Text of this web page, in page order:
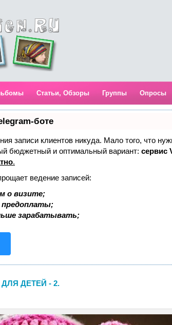
Статьи, Обзоры Группы Опросы
боте
записи клиентов никуда. Мало того, что
бюджетный и оптимальный вариант: сервис
.
ведение записей:
о визите;
предоплаты;
зарабатывать;
ДЕТЕЙ - 2.